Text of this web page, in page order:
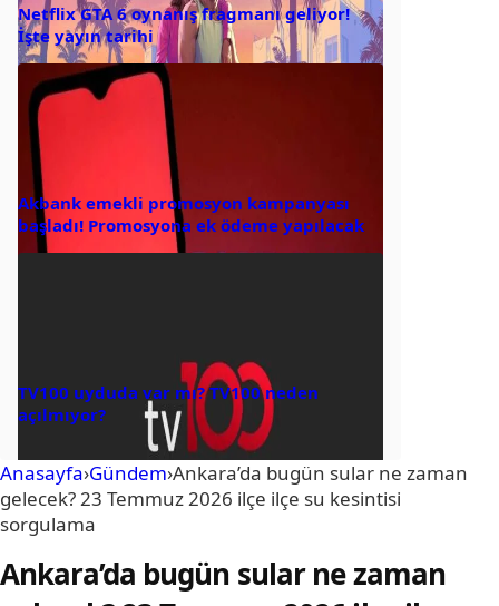
Netflix GTA 6 oynanış fragmanı geliyor!
İşte yayın tarihi
Akbank emekli promosyon kampanyası
başladı! Promosyona ek ödeme yapılacak
TV100 uyduda var mı? TV100 neden
açılmıyor?
Anasayfa›Gündem›Ankara’da bugün sular ne zaman
gelecek? 23 Temmuz 2026 ilçe ilçe su kesintisi
sorgulama
Ankara’da bugün sular ne zaman